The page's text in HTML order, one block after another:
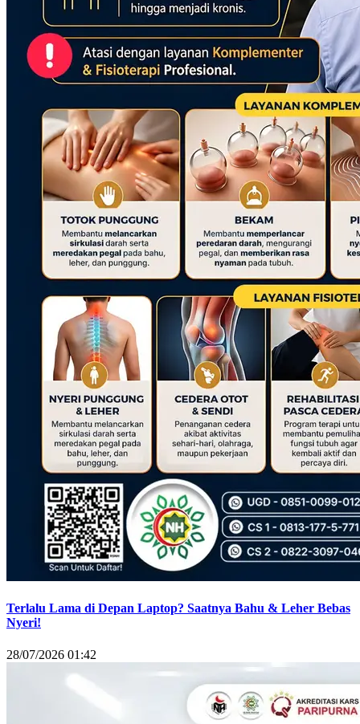
Terlalu Lama di Depan Laptop? Saatnya Bahu & Leher Bebas
Nyeri!
28/07/2026 01:42